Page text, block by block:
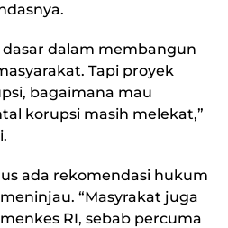
dalam membangun
Tapi proyek
bagaimana mau
korupsi masih melekat,”
ada rekomendasi hukum
“Masyrakat juga
RI, sebab percuma